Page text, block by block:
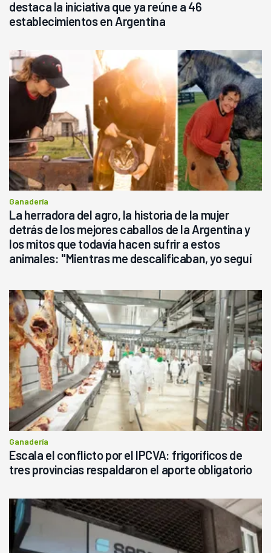
destaca la iniciativa que ya reúne a 46
establecimientos en Argentina
Ganadería
La herradora del agro, la historia de la mujer
detrás de los mejores caballos de la Argentina y
los mitos que todavía hacen sufrir a estos
animales: "Mientras me descalificaban, yo seguí
Ganadería
Escala el conflicto por el IPCVA: frigoríficos de
tres provincias respaldaron el aporte obligatorio